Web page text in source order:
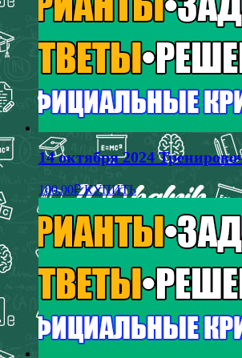
14 октября 2024
100.00₽ КУПИТЬ